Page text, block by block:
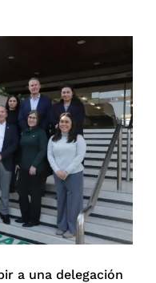
a una delegación